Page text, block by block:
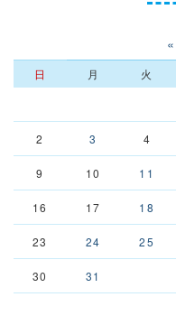
«
日 月 火
2 3 4
9 10 11
16 17 18
23 24 25
30 31